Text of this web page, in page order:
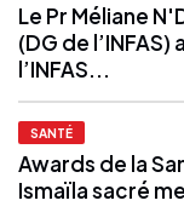
Le Pr Méliane
(DG de
l’INFAS...
SANTÉ
Awards de la
Ismaïla sacré